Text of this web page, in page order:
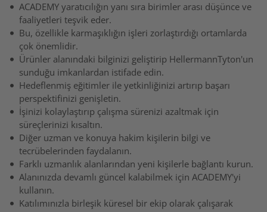
ACADEMY yaratıcılığın yanı sıra birimler arası düşünce ve
faaliyetleri teşvik eder.
Bu, özellikle karmaşıklığın işleri zorlaştırdığı ortamlarda
çok önemlidir.
Ürünler alanındaki bilginizi geliştirip HellermannTyton'un
sunduğu imkanlardan istifade edin.
Hedeflenmiş eğitimler ile yetkinliğinizi artırıp başarı
perspektifinizi genişletin.
İşinizi kolaylaştırıp çalışma sürenizi azaltmak için
süreçlerinizi kısaltın.
Diğer uzman ve konuya hakim kişilerin bilgi ve
tecrübelerinden faydalanın.
Farklı uzmanlık alanlarından yeni kişilerle bağlantı kurun.
Alanınızda devamlı güncel kalabilmek için ACADEMY'yi
kullanın.
Katılımınızla birleşik küresel bir ekip olarak çalışarak